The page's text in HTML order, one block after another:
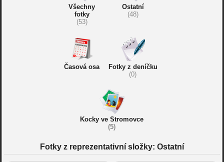
Všechny
fotky
(53)
Ostatní
(48)
Časová osa
Fotky z deníčku
(0)
Kocky ve Stromovce
(5)
Fotky z reprezentativní složky: Ostatní